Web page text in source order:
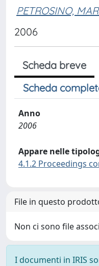
PETROSINO,
2006
Scheda breve
Scheda
Anno
2006
Appare nelle
4.1.2 Proceedings
File in questo
Non ci sono file
I documenti in IRIS